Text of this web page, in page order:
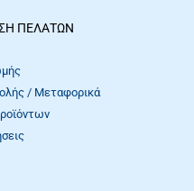
ΠΕΛΑΤΩΝ
/ Μεταφορικά